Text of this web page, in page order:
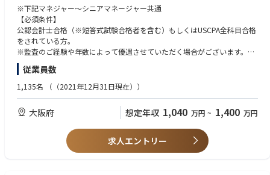
【国際業務】
●リファードイン業務：各国グラントソントンの監査クライアント（外資
系企業）の日本子会社の監査業務等への対応
（監査、特定項目の監査手続、合意された手続、レビュー）
●リファードアウト業務：当法人の監査クライアント（日系企業）の海外
各国の海外メンバーファームへ依頼し、親会社監査人としてグループ監
査を実施
●海外メンバーファームと連携した、内部監査サポート業務
【金融】
●証券業への会計監査
※下記マネジャー～シニアマネージャー共通
【必須条件】
公認会計士合格（※短答式試験合格者を含む）もしくはUSCPA全科目合格
をされている方。
※監査のご経験や年数によって優遇させていただく場合がございます。
監査法人としての業務経験を有している方。
従業員数
1,135名 （（2021年12月31日現在））
大阪府 想定年収 1,040 万円 ~ 1,400 万円
求人エントリー